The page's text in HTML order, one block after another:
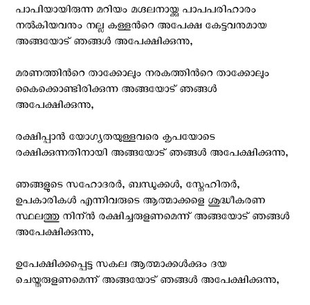
പാപിയായിരുന്ന മറിയം മഗ്ദലനായ്ക്കു പാപപരിഹാരം
നല്‍കിയവനും നല്ല കള്ളന്‍റെ അപേക്ഷ കേട്ടവനുമായ
അങ്ങയോട് ഞങ്ങള്‍ അപേക്ഷിക്കുന്നു,
മരണത്തിന്‍റെ താക്കോലും നരകത്തിന്‍റെ താക്കോലും
കൈക്കൊണ്ടിരിക്കുന്ന അങ്ങയോട് ഞങ്ങള്‍
അപേക്ഷിക്കുന്നു,
രക്ഷിപ്പാന്‍ യോഗ്യതയുള്ളവരെ കൃപയോടെ
രക്ഷിക്കുന്നതിനായി അങ്ങയോട് ഞങ്ങള്‍ അപേക്ഷിക്കുന്നു,
ഞങ്ങളുടെ സഹോദരര്‍, ബന്ധുക്കള്‍, സ്നേഹിതര്‍,
ഉപകാരികള്‍ എന്നിവരുടെ ആത്മാക്കളെ ശുദ്ധീകരണ
സ്ഥലത്തു നിന്ന്‍ രക്ഷിച്ചരുളണമെന്ന് അങ്ങയോട് ഞങ്ങള്‍
അപേക്ഷിക്കുന്നു,
ഉപേക്ഷിക്കപ്പെട്ട സകല‍ ആത്മാക്കള്‍ക്കും ദയ
ചെയ്തരുളണമെന്ന് അങ്ങയോട് ഞങ്ങള്‍ അപേക്ഷിക്കുന്നു,